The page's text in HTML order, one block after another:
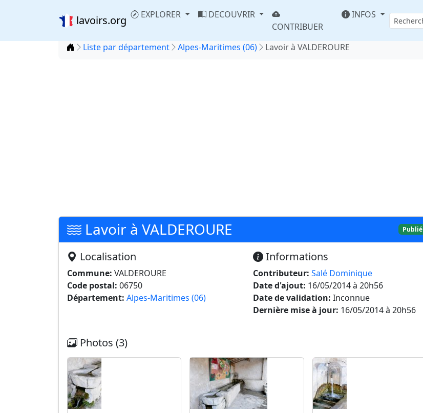
lavoirs.org EXPLORER
DECOUVRIR
CONTRIBUER
INFOS
Accueil
Liste par département Alpes-Maritimes (06) Lavoir à VALDEROURE
Lavoir à VALDEROURE Publié
Localisation
Commune: VALDEROURE
Code postal: 06750
Département: Alpes-Maritimes (06)
Informations
Contributeur: Salé Dominique
Date d'ajout: 16/05/2014 à 20h56
Date de validation: Inconnue
Dernière mise à jour: 16/05/2014 à 20h56
Photos (3)